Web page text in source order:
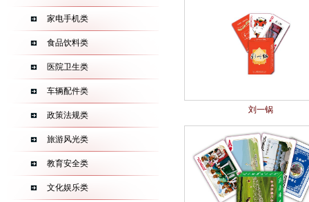
家电手机类
食品饮料类
医院卫生类
车辆配件类
政策法规类
旅游风光类
教育安全类
文化娱乐类
刘一锅